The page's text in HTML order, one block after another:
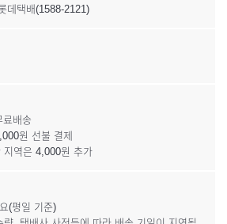
데택배(1588-2121)
배송
원 선불 결제
지역은 4,000원 추가
(평일 기준)